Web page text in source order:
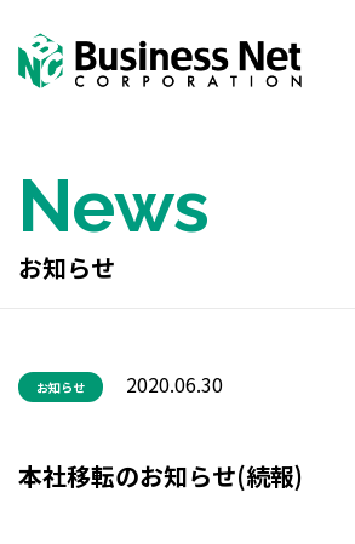
News
お知らせ
お知らせ 2020.06.30
本社移転のお知らせ(続報)